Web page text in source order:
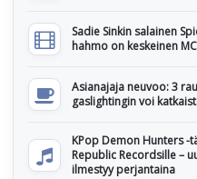
Sadie Sinkin salainen
hahmo on keskeinen
Asianajaja neuvoo: 3
gaslightingin voi
KPop Demon Hunters -
Republic Recordsille –
ilmestyy perjantaina